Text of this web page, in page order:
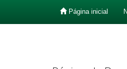
Página inicial